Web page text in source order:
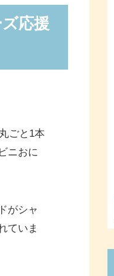
応援
ごと1本
ニおに
がシャ
ていま